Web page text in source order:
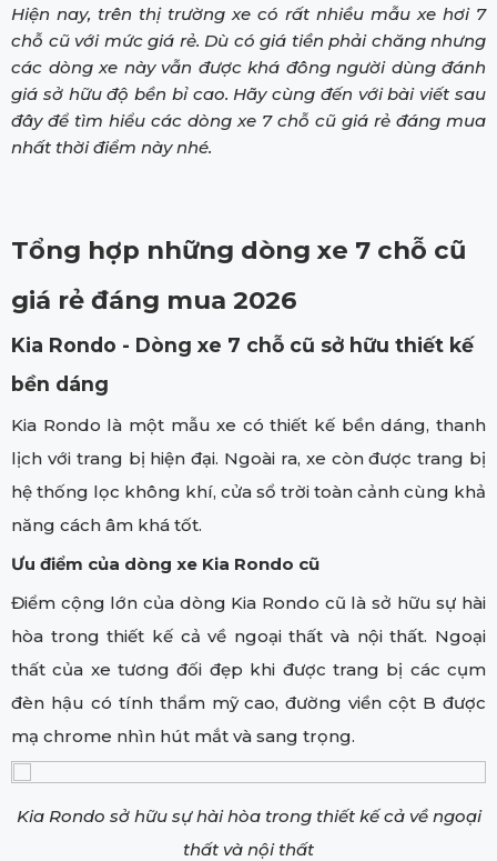
Hiện nay, trên thị trường xe có rất nhiều mẫu xe hơi 7
chỗ cũ với mức giá rẻ. Dù có giá tiền phải chăng nhưng
các dòng xe này vẫn được khá đông người dùng đánh
giá sở hữu độ bền bỉ cao. Hãy cùng đến với bài viết sau
đây để tìm hiểu các dòng xe 7 chỗ cũ giá rẻ đáng mua
nhất thời điểm này nhé.
Tổng hợp những dòng xe 7 chỗ cũ
giá rẻ đáng mua 2026
Kia Rondo - Dòng xe 7 chỗ cũ sở hữu thiết kế
bền dáng
Kia Rondo là một mẫu xe có thiết kế bền dáng, thanh
lịch với trang bị hiện đại. Ngoài ra, xe còn được trang bị
hệ thống lọc không khí, cửa sổ trời toàn cảnh cùng khả
năng cách âm khá tốt.
Ưu điểm của dòng xe Kia Rondo cũ
Điểm cộng lớn của dòng Kia Rondo cũ là sở hữu sự hài
hòa trong thiết kế cả về ngoại thất và nội thất. Ngoại
thất của xe tương đối đẹp khi được trang bị các cụm
đèn hậu có tính thẩm mỹ cao, đường viền cột B được
mạ chrome nhìn hút mắt và sang trọng.
Kia Rondo sở hữu sự hài hòa trong thiết kế cả về ngoại
thất và nội thất